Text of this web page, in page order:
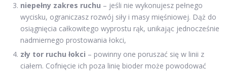
niepełny zakres ruchu – jeśli nie wykonujesz pełnego
wycisku, ograniczasz rozwój siły i masy mięśniowej. Dąż do
osiągnięcia całkowitego wyprostu rąk, unikając jednocześnie
nadmiernego prostowania łokci,
zły tor ruchu łokci – powinny one poruszać się w linii z
ciałem. Cofnięcie ich poza linię bioder może powodować